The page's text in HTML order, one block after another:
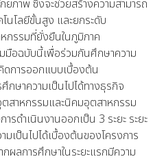
ภาพ ซึ่งจะช่วยสร้างความสามารถ
นโลยีขั้นสูง และยกระดับ
กรรมที่ยั่งยืนในภูมิภาค
อฉบับนี้เพื่อร่วมกันศึกษาความ
ดการออกแบบเบื้องต้น
ษาความเป็นไปได้ทางธุรกิจ
สาหกรรมและนิคมอุตสาหกรรม
ดำเนินงานออกเป็น 3 ระยะ ระยะ
เป็นไปได้เบื้องต้นของโครงการ
ผลการศึกษาในระยะแรกมีความ